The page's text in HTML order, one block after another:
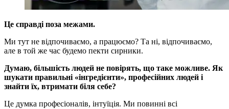
Це справді поза межами.
Ми тут не відпочиваємо, а працюємо? Та ні, відпочиваємо,
але в той же час будемо пекти сирники.
Думаю, більшість людей не повірять, що таке можливе. Як
шукати правильні «інгредієнти», професійних людей і
знайти їх, втримати біля себе?
Це думка професіоналів, інтуїція. Ми повинні всі